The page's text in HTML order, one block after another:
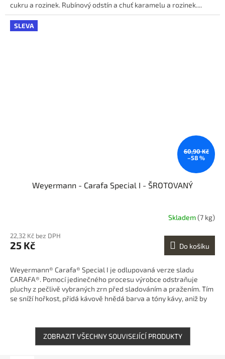
cukru a rozinek. Rubínový odstín a chuť karamelu a rozinek....
SLEVA
60,90 Kč
–58 %
Weyermann - Carafa Special I - ŠROTOVANÝ
Skladem(7 kg)
22,32 Kč bez DPH
25 Kč Do košíku
Weyermann® Carafa® Special I je odlupovaná verze sladu
CARAFA®. Pomocí jedinečného procesu výrobce odstraňuje
pluchy z pečlivě vybraných zrn před sladováním a pražením. Tím
se sníží hořkost, přidá kávově hnědá barva a tóny kávy, aniž by
ZOBRAZIT VŠECHNY SOUVISEJÍCÍ PRODUKTY